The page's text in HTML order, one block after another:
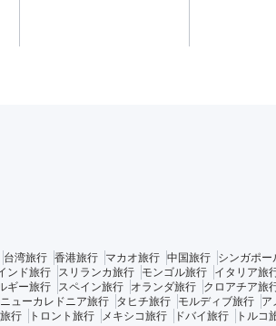
台湾旅行 香港旅行 マカオ旅行 中国旅行 シンガポー
ンド旅行 スリランカ旅行 モンゴル旅行 イタリア旅
ギー旅行 スペイン旅行 オランダ旅行 クロアチア旅
ニューカレドニア旅行 タヒチ旅行 モルディブ旅行 ア
行 トロント旅行 メキシコ旅行 ドバイ旅行 トルコ